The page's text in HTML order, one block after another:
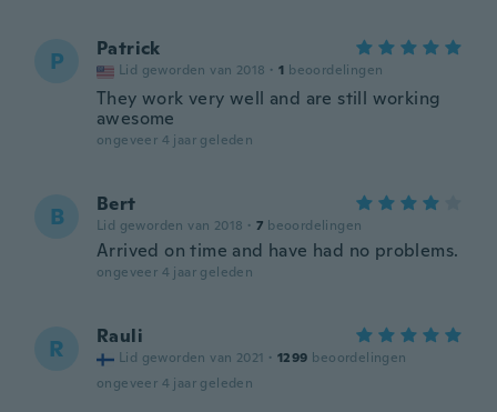
P Patrick
Lid geworden van 2018 · 1 beoordelingen
They work very well and are still working
awesome
ongeveer 4 jaar geleden
B Bert
Lid geworden van 2018 · 7 beoordelingen
Arrived on time and have had no problems.
ongeveer 4 jaar geleden
R Rauli
Lid geworden van 2021 · 1299 beoordelingen
ongeveer 4 jaar geleden